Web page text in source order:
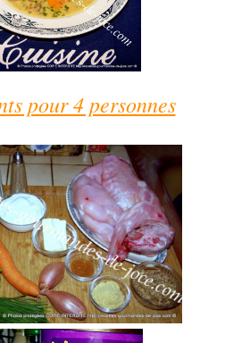
pour 4 personnes